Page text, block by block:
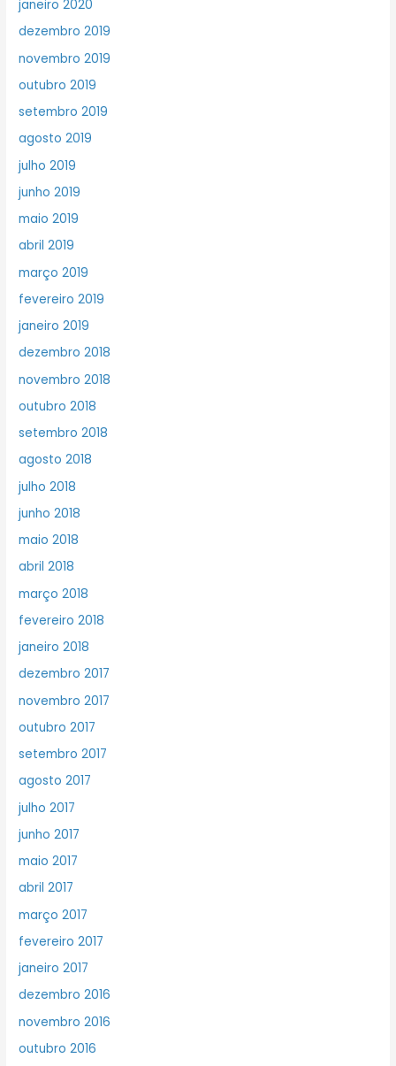
janeiro 2020
dezembro 2019
novembro 2019
outubro 2019
setembro 2019
agosto 2019
julho 2019
junho 2019
maio 2019
abril 2019
março 2019
fevereiro 2019
janeiro 2019
dezembro 2018
novembro 2018
outubro 2018
setembro 2018
agosto 2018
julho 2018
junho 2018
maio 2018
abril 2018
março 2018
fevereiro 2018
janeiro 2018
dezembro 2017
novembro 2017
outubro 2017
setembro 2017
agosto 2017
julho 2017
junho 2017
maio 2017
abril 2017
março 2017
fevereiro 2017
janeiro 2017
dezembro 2016
novembro 2016
outubro 2016